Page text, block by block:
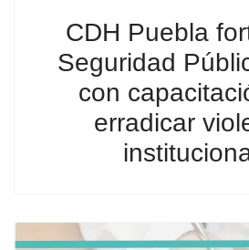
CDH Puebla
Seguridad
con
erradicar